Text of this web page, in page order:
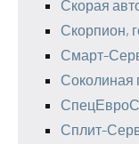
Скорая
Скорпион,
Смарт-
Соколиная
Сплит-